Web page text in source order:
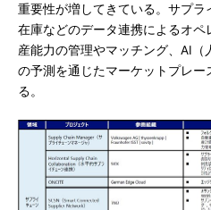
重要性が増してきている。サプ
在庫などのデータ連携によるオ
産能力の管理やマッチング、AI
の予測を通じたマーケットプレ
る。